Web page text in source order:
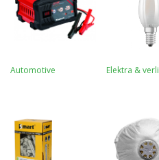
Automotive Elektra &